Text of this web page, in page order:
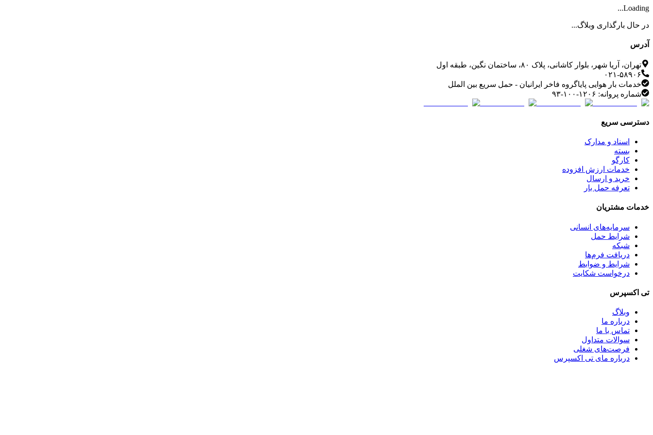
Loading...
در حال بارگذاری وبلاگ...
آدرس
تهران، آریا شهر، بلوار کاشانی، پلاک ۸۰، ساختمان نگین، طبقه اول
۰۲۱-۵۸۹۰۶
خدمات بار هوایی پایاگروه فاخر ایرانیان - حمل سریع بین الملل
شماره پروانه: ۱۲۰۶-۱۰۰-۹۳
دسترسی سریع
اسناد و مدارک
بسته
کارگو
خدمات ارزش افزوده
خرید و ارسال
تعرفه حمل بار
خدمات مشتریان
سرمایه‌های انسانی
شرایط حمل
شبکه
دریافت فرم‌ها
شرایط و ضوابط
درخواست شکایت
تی اکسپرس
وبلاگ
درباره ما
تماس با ما
سوالات متداول
فرصت‌های شغلی
درباره مای تی اکسپرس